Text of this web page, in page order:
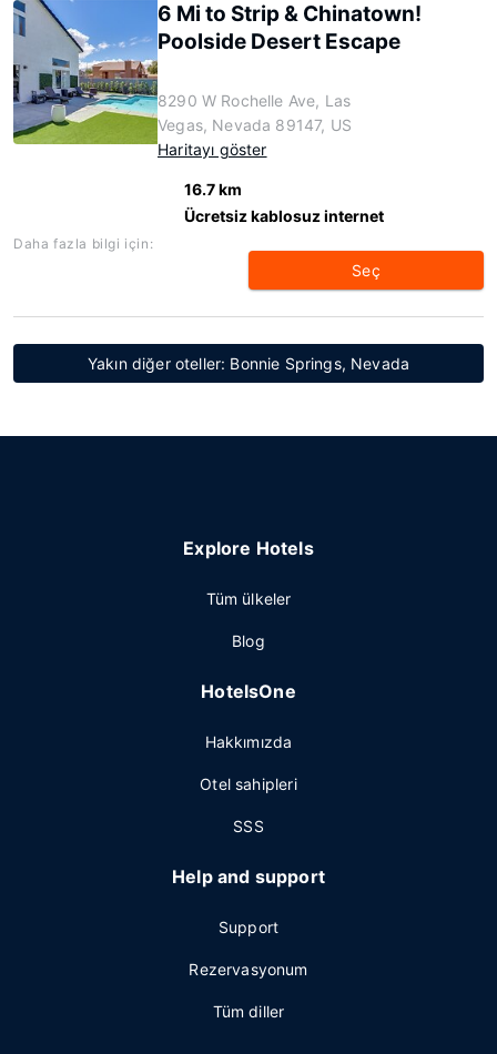
6 Mi to Strip & Chinatown!
Poolside Desert Escape
8290 W Rochelle Ave, Las
Vegas, Nevada 89147, US
Haritayı göster
16.7 km
Ücretsiz kablosuz internet
Daha fazla bilgi için:
Seç
Yakın diğer oteller: Bonnie Springs, Nevada
Explore Hotels
Tüm ülkeler
Blog
HotelsOne
Hakkımızda
Otel sahipleri
SSS
Help and support
Support
Rezervasyonum
Tüm diller